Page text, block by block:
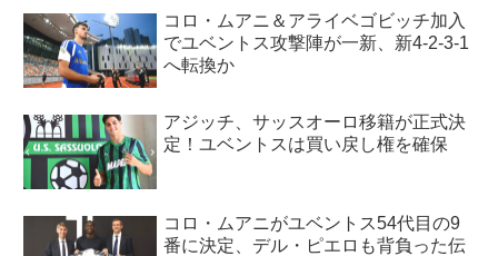
コロ・ムアニ＆アライベゴビッチ加入
でユベントス攻撃陣が一新、新4-2-3-1
へ転換か
アジッチ、サッスオーロ移籍が正式決
定！ユベントスは買い戻し権を確保
コロ・ムアニがユベントス54代目の9
番に決定、デル・ピエロも背負った伝